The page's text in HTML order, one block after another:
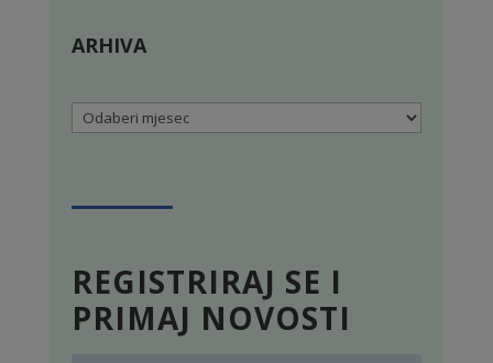
ARHIVA
Arhiva
REGISTRIRAJ SE I
PRIMAJ NOVOSTI